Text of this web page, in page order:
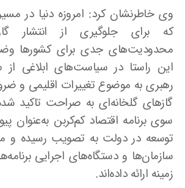
وی خاطرنشان کرد: امروزه دنیا در
که برای جلوگیری از انتشار
محدودیت‌های جدی برای کشورها
این راستا در سیاست‌های ابلاغی
رهبری به موضوع تغییرات اقلیمی و
گازهای گلخانه‌ای به ‌صراحت تاکید
سوی برنامه اقتصاد کم‌کربن به‌عنوان
توسعه در دولت به تصویب رسیده و
سازمان‌ها و دستگاه‌های اجرایی
زمینه ارائه داده‌اند.